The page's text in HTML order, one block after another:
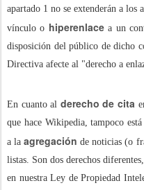
apartado 1 no se extenderán a los
vínculo o hiperenlacea un
disposición del público de dicho
Directiva afecte al "derecho a
En cuanto al derecho de cita
que hace Wikipedia, tampoco
a laagregación de noticias (o
listas. Son dos derechos
en nuestra Ley de Propiedad